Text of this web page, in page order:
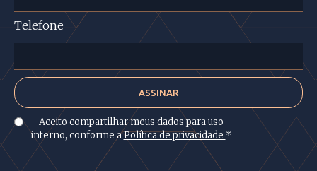
Telefone
Aceito compartilhar meus dados para uso
interno, conforme aPolítica de privacidade *